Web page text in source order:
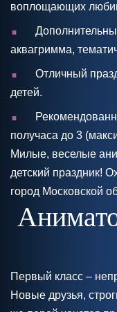
воплощающих
.
аквагримма,
.
Отличный
детей.
.
получаса до 3
Милые, веселые
детский праздник!
город Московской
Первый класс –
Новые друзья,